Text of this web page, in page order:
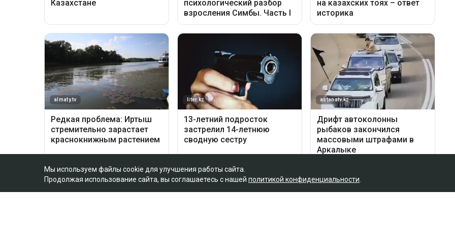
Мы используем файлы cookie для улучшения работы сайта.
Продолжая использование сайта, вы соглашаетесь с нашей политикой конфиденциальности